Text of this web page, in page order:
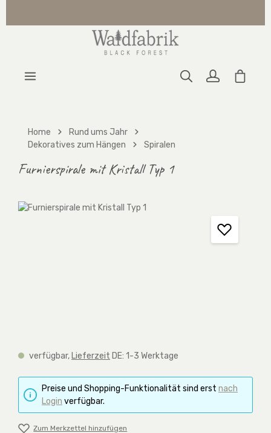
Home
Rund ums Jahr
Dekoratives zum Hängen
Spiralen
Furnierspirale mit Kristall Typ 1
Bildergalerie überspringen
verfügbar, Lieferzeit DE: 1-3 Werktage
Preise und Shopping-Funktionalität sind erst nach
Login verfügbar.
Zum Merkzettel hinzufügen